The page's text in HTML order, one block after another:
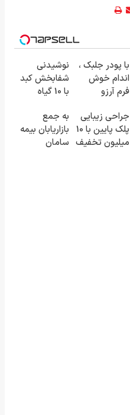
با پودر جلبک ،
اندام خوش
فرم آرزو
کیلو کاهش
وزن در یک
ماه)
نوشیدنی
شفابخش کبد
با 10 گیاه
امشب)
جراحی زیبایی
پلک پایین با 10
میلیون تخفیف
به جمع
بازاریابان بیمه
سامان